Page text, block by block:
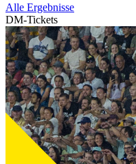
Alle Ergebnisse
DM-Tickets